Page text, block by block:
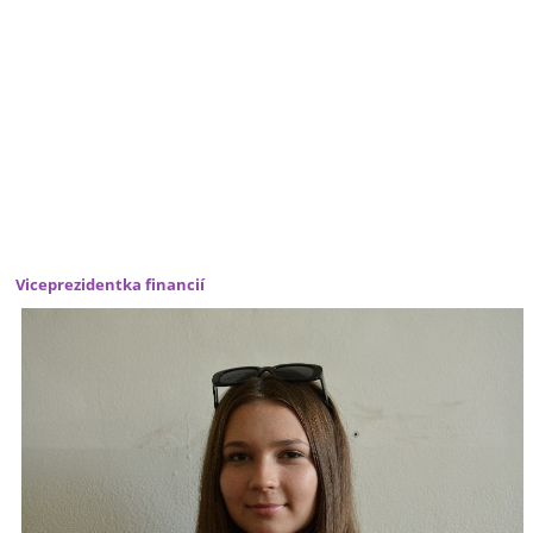
Viceprezidentka financií